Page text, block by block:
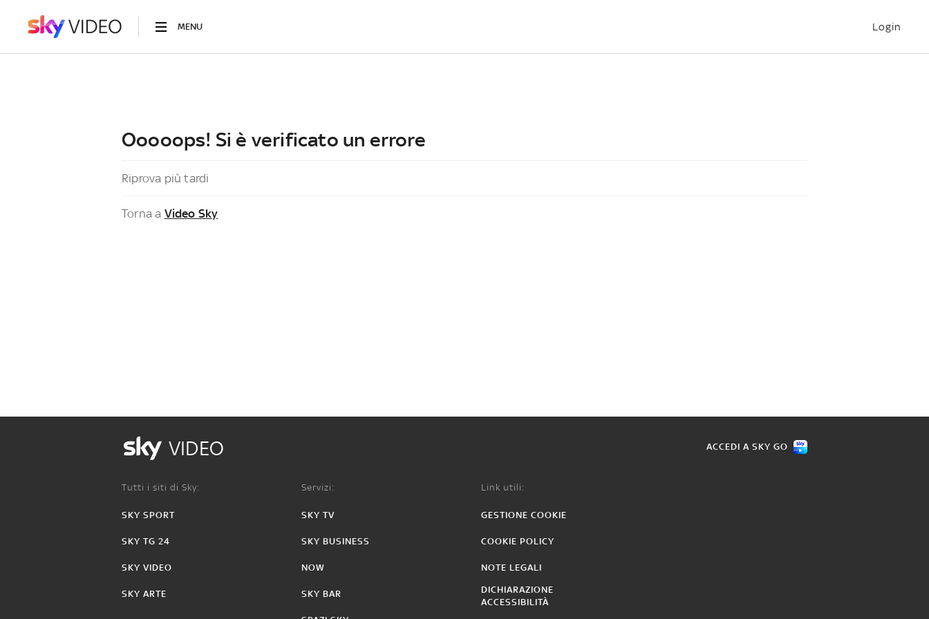
MENU Login
Ooooops! Si è verificato un errore
Riprova più tardi
Torna a Video Sky
VIDEO ACCEDI A SKY GO
Tutti i siti di Sky:
SKY SPORT
SKY TG 24
SKY VIDEO
SKY ARTE
Servizi:
SKY TV
SKY BUSINESS
NOW
SKY BAR
Link utili:
GESTIONE COOKIE
COOKIE POLICY
NOTE LEGALI
DICHIARAZIONE
ACCESSIBILITÀ